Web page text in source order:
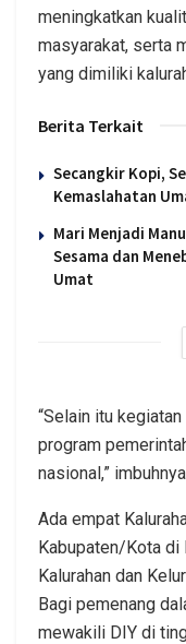
meningkatkan
masyarakat, serta
yang dimiliki
Berita Terkait
Secangkir Kopi,
Kemaslahatan
Mari Menjadi
Sesama dan
Umat
“Selain itu
program
nasional,”
Ada empat
Kabupaten/Kota di
Kalurahan dan
Bagi pemenang
mewakili DIY di